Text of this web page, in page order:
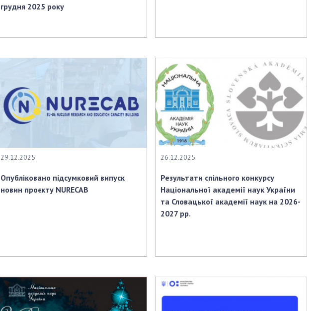
грудня 2025 року
29.12.2025
Опубліковано підсумковий випуск
новин проєкту NURECAB
26.12.2025
Результати спільного конкурсу
Національної академії наук України
та Словацької академії наук на 2026-
2027 рр.